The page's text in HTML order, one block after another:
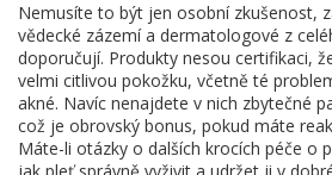
Nemusíte to být jen osobní zkušenost,
vědecké zázemí a dermatologové z
doporučují. Produkty nesou certifikaci,
velmi citlivou pokožku, včetně té
akné. Navíc nenajdete v nich zbytečné
což je obrovský bonus, pokud máte
Máte-li otázky o dalších krocích péče o